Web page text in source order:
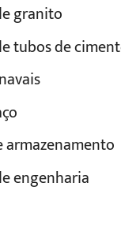
granito
tubos de
armazenamento
engenharia